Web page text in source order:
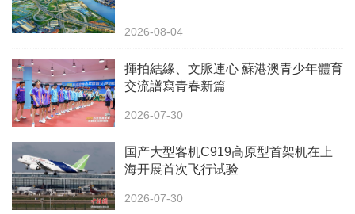
2026-08-04
揮拍結緣、文脈連心 蘇港澳青少年體育
交流譜寫青春新篇
2026-07-30
国产大型客机C919高原型首架机在上
海开展首次飞行试验
2026-07-30